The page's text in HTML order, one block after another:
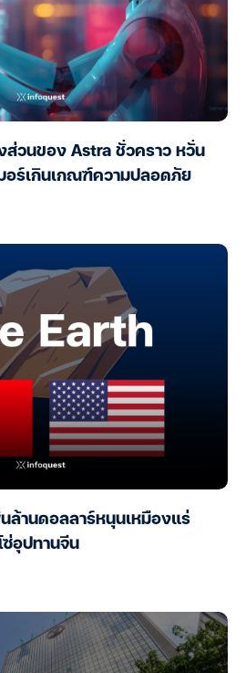
ส่วนของ Astra ชั่วคราว หวั่น
อร์เกินเกณฑ์ความปลอดภัย
ล้านดอลลาร์หนุนเหมืองแร่
อุปทานจีน